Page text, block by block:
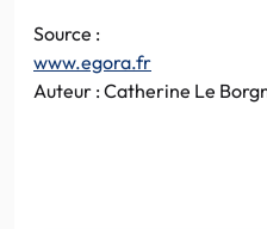
Source :
www.egora.fr
Auteur : Catherine Le